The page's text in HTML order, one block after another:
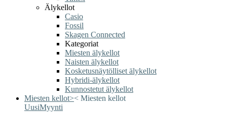
Älykellot
Casio
Fossil
Skagen Connected
Kategoriat
Miesten älykellot
Naisten älykellot
Kosketusnäytölliset älykellot
Hybridi-älykellot
Kunnostetut älykellot
Miesten kellot>< Miesten kellot
UusiMyynti